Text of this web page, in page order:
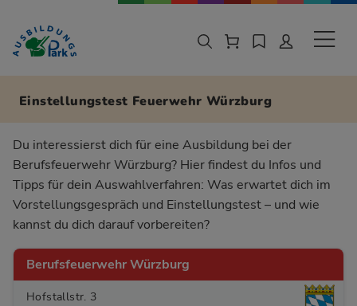
Zur Navigation springen
Zu den Hauptinhalten springen
Einstellungstest Feuerwehr Würzburg
Du interessierst dich für eine Ausbildung bei der
Berufsfeuerwehr Würzburg? Hier findest du Infos und
Tipps für dein Auswahlverfahren: Was erwartet dich im
Vorstellungsgespräch und Einstellungstest – und wie
kannst du dich darauf vorbereiten?
Berufsfeuerwehr Würzburg
Hofstallstr. 3